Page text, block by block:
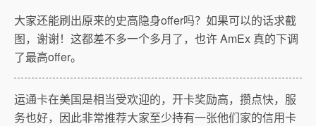
大家还能刷出原来的史高隐身offer吗？如果可以的话求截
图，谢谢！这都差不多一个多月了，也许 AmEx 真的下调
了最高offer。
运通卡在美国是相当受欢迎的，开卡奖励高，攒点快，服
务也好，因此非常推荐大家至少持有一张他们家的信用卡